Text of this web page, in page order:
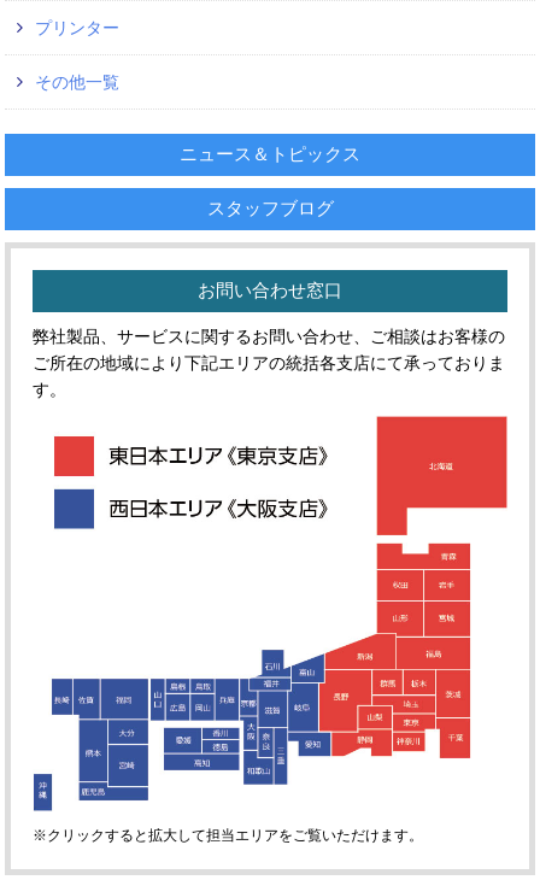
プリンター
その他一覧
ニュース＆トピックス
スタッフブログ
お問い合わせ窓口
弊社製品、サービスに関するお問い合わせ、ご相談はお客様の
ご所在の地域により下記エリアの統括各支店にて承っておりま
す。
※クリックすると拡大して担当エリアをご覧いただけます。